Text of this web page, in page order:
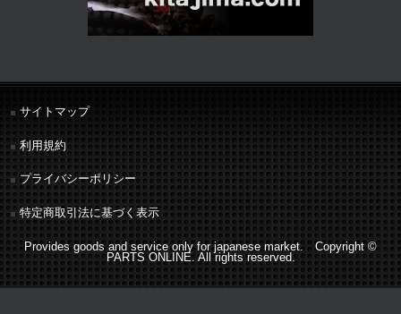
サイトマップ
利用規約
プライバシーポリシー
特定商取引法に基づく表示
Provides goods and service only for japanese market. Copyright ©
PARTS ONLINE. All rights reserved.